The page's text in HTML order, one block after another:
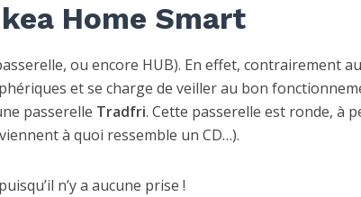
Home Smart
ou encore HUB). En effet, contrairement
et se charge de veiller au bon
passerelle Tradfri. Cette passerelle est ronde, à
à quoi ressemble un CD…).
n’y a aucune prise !